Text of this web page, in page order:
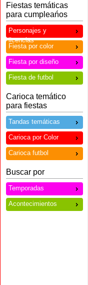
Fiestas temáticas
para cumpleańos
Personajes y
licencias
Fiesta por color
Fiesta por diseño
Fiesta de futbol
Carioca temático
para fiestas
Tandas temáticas
Carioca por Color
Carioca futbol
Buscar por
Temporadas
Acontecimientos